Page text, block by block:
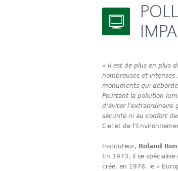
« Il est de plus en plus
nombreuses et
monuments qui
Pourtant la pollution
d’éviter l’extraordinaire
sécurité ni au confort
Ciel et de
Instituteur, Roland
En 1973, il se
crée, en 1978, le «